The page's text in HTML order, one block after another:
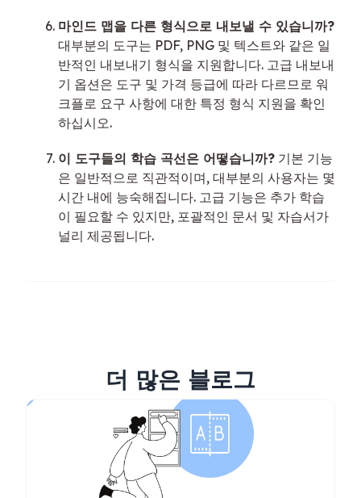
마인드 맵을 다른 형식으로 내보낼 수 있습니까?
대부분의 도구는 PDF, PNG 및 텍스트와 같은 일
반적인 내보내기 형식을 지원합니다. 고급 내보내
기 옵션은 도구 및 가격 등급에 따라 다르므로 워
크플로 요구 사항에 대한 특정 형식 지원을 확인
하십시오.
이 도구들의 학습 곡선은 어떻습니까? 기본 기능
은 일반적으로 직관적이며, 대부분의 사용자는 몇
시간 내에 능숙해집니다. 고급 기능은 추가 학습
이 필요할 수 있지만, 포괄적인 문서 및 자습서가
널리 제공됩니다.
더 많은 블로그